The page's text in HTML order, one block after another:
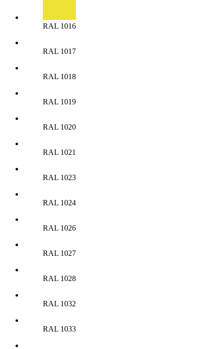
RAL 1016
RAL 1017
RAL 1018
RAL 1019
RAL 1020
RAL 1021
RAL 1023
RAL 1024
RAL 1026
RAL 1027
RAL 1028
RAL 1032
RAL 1033